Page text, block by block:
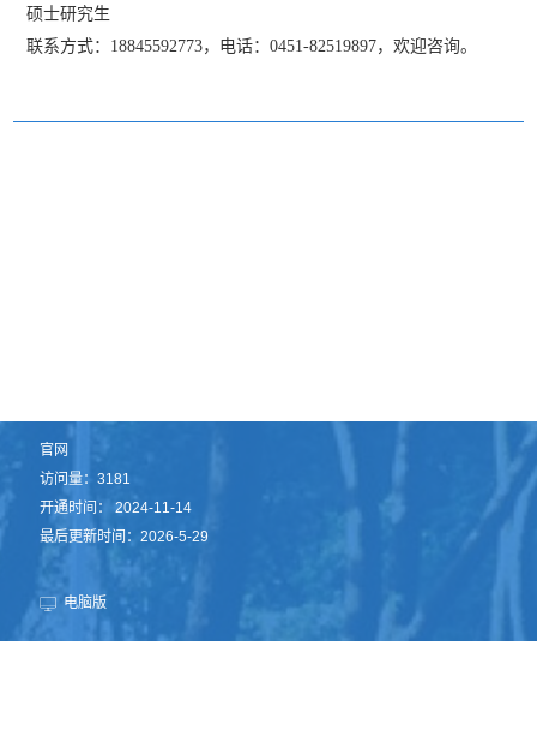
硕士研究生
联系方式：18845592773，电话：0451-82519897，欢迎咨询。
官网
访问量：3181
开通时间：2024-11-14
最后更新时间：2026-5-29
电脑版